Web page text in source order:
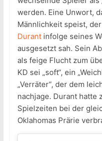
werden. Eine Unwort,
Männlichkeit speist,
Durantinfolge seines
ausgesetzt sah. Sein
als feige Flucht zum
KD sei „soft“, ein
„Verräter“, der dem
nachjage. Durant hatte
Spielzeiten bei der
Oklahomas Prärie